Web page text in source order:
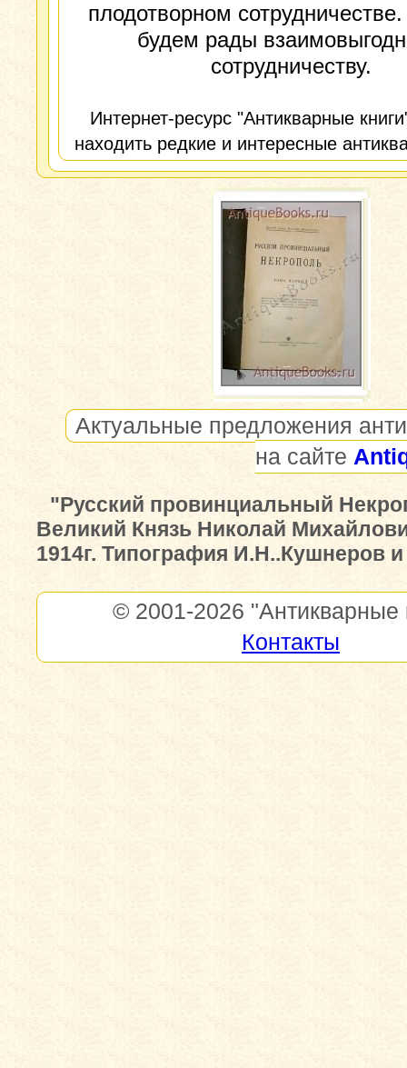
плодотворном
будем рады
сотрудничеству.
Интернет-ресурс "Антикварные
находить редкие и интересные
Актуальные предложения
на сайте
"Русский провинциальный
Великий Князь Николай
1914г. Типография И.Н..Кушнеров
© 2001-2026 "Антикварные
Контакты